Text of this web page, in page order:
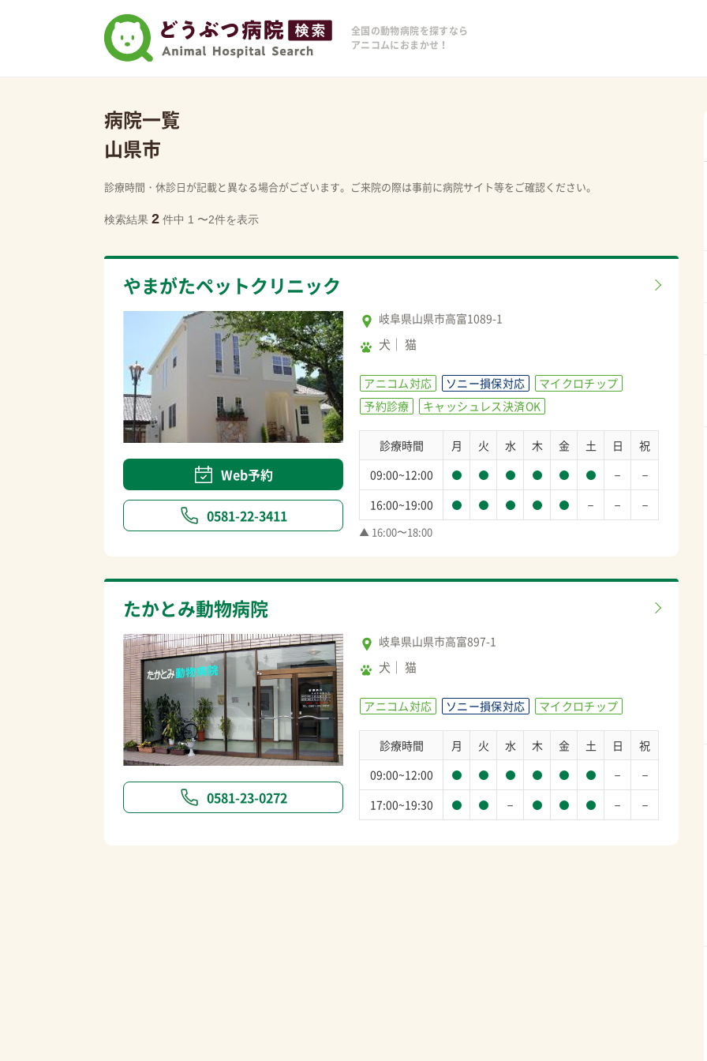
全国の動物病院を探すなら
アニコムにおまかせ！
病院一覧
山県市
診療時間・休診日が記載と異なる場合がございます。ご来院の際は事前に病院サイト等をご確認ください。
検索結果 2 件中 1 〜2件を表示
やまがたペットクリニック
Web予約
0581-22-3411
岐阜県山県市高富1089-1
犬 猫
アニコム対応 ソニー損保対応
マイクロチップ
予約診療
キャッシュレス決済OK
診療時間 月 火 水 木 金 土 日
祝
09:00~12:00
－ －
16:00~19:00 － － －
▲ 16:00〜18:00
たかとみ動物病院
0581-23-0272
岐阜県山県市高富897-1
犬 猫
アニコム対応 ソニー損保対応 マイクロチップ
診療時間 月 火 水 木 金 土 日
祝
09:00~12:00
－ －
17:00~19:30 － － －